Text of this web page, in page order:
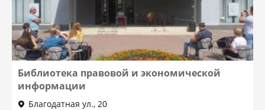
Библиотека правовой и экономической
информации
Благодатная ул., 20